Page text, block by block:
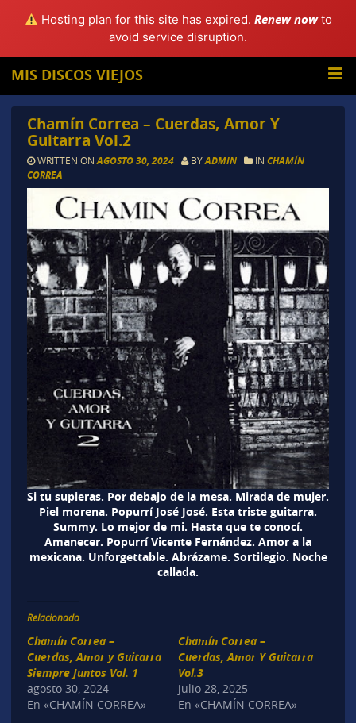
Hosting plan for this site has expired. Renew nowto
avoid service disruption.
MIS DISCOS VIEJOS
Chamín Correa – Cuerdas, Amor Y
Guitarra Vol.2
WRITTEN ON AGOSTO 30, 2024 BYADMIN IN CHAMÍN
CORREA
Si tu supieras. Por debajo de la mesa. Mirada de mujer.
Piel morena. Popurrí José José. Esta triste guitarra.
Summy. Lo mejor de mi. Hasta que te conocí.
Amanecer. Popurrí Vicente Fernández. Amor a la
mexicana. Unforgettable. Abrázame. Sortilegio. Noche
callada.
Relacionado
Chamín Correa –
Cuerdas, Amor y Guitarra
Siempre Juntos Vol. 1
agosto 30, 2024
En «CHAMÍN CORREA»
Chamín Correa –
Cuerdas, Amor Y Guitarra
Vol.3
julio 28, 2025
En «CHAMÍN CORREA»